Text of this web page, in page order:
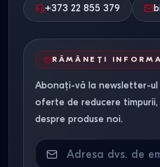
+373 22 855 379
RĂMÂNEȚI
Abonați-vă la newsletter-
oferte de reducere
despre produse noi.